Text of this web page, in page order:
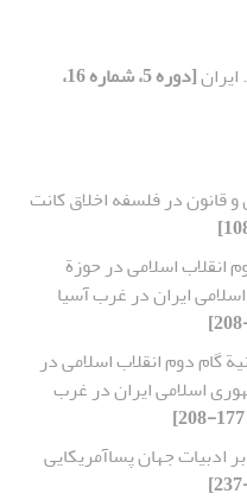
[دوره 5، شماره 16،
قانون در فلسفه اخلاق کانت
انقلاب اسلامی در حوزة
ایران در غرب آسیا
گام دوم انقلاب اسلامی در
اسلامی ایران در غرب
ادبیات جهان پساآمریکایی